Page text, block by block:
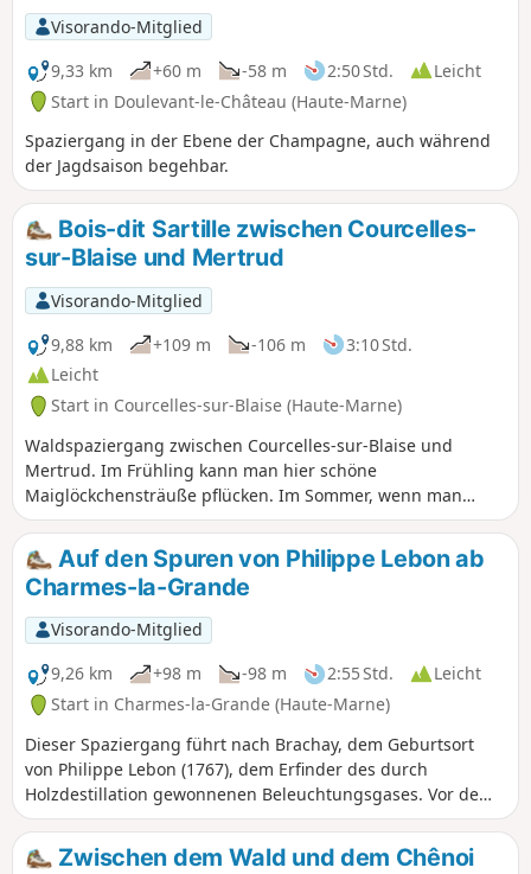
Visorando-Mitglied
9,33 km
+60 m -58 m 2:50 Std.
Leicht
Start in Doulevant-le-Château (Haute-Marne)
Spaziergang in der Ebene der Champagne, auch während
der Jagdsaison begehbar.
Bois-dit Sartille zwischen Courcelles-
sur-Blaise und Mertrud
Visorando-Mitglied
9,88 km
+109 m -106 m
3:10 Std.
Leicht
Start in Courcelles-sur-Blaise (Haute-Marne)
Waldspaziergang zwischen Courcelles-sur-Blaise und
Mertrud. Im Frühling kann man hier schöne
Maiglöckchensträuße pflücken. Im Sommer, wenn man
etwas Abkühlung sucht, ist diese Route ideal, da sie
vollständig im Wald verläuft.
Auf den Spuren von Philippe Lebon ab
Charmes-la-Grande
Visorando-Mitglied
9,26 km
+98 m -98 m 2:55 Std.
Leicht
Start in Charmes-la-Grande (Haute-Marne)
Dieser Spaziergang führt nach Brachay, dem Geburtsort
von Philippe Lebon (1767), dem Erfinder des durch
Holzdestillation gewonnenen Beleuchtungsgases. Vor dem
Rathaus steht eine ihm zu Ehren errichtete Büste, und man
kann auch zwei Häuser besichtigen, die ihm gehörten.
Zwischen dem Wald und dem Chênoi